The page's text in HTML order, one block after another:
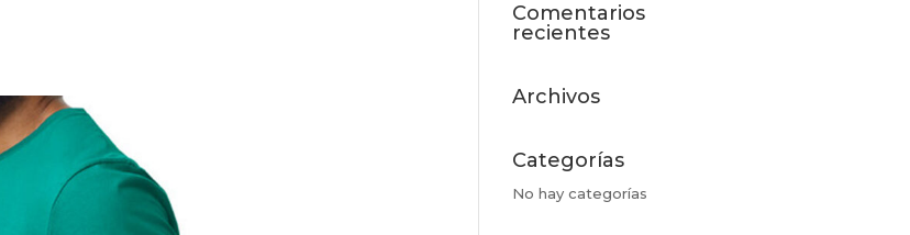
Comentarios
recientes
Archivos
Categorías
No hay categorías